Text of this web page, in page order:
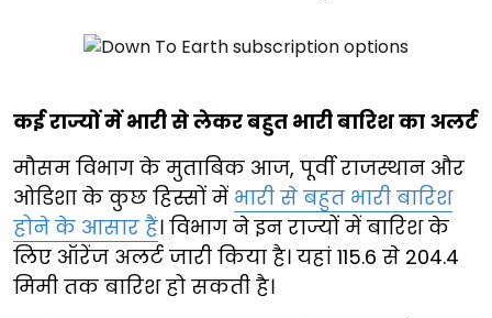
कई राज्यों में भारी से लेकर बहुत भारी बारिश का अलर्ट
मौसम विभाग के मुताबिक आज, पूर्वी राजस्थान और
ओडिशा के कुछ हिस्सों में भारी से बहुत भारी बारिश
होने के आसार हैं। विभाग ने इन राज्यों में बारिश के
लिए ऑरेंज अलर्ट जारी किया है। यहां 115.6 से 204.4
मिमी तक बारिश हो सकती है।